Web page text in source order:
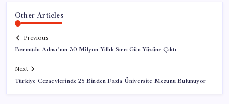
Other Articles
Previous
Bermuda Adası’nın 30 Milyon Yıllık Sırrı Gün Yüzüne Çıktı
Next
Türkiye Cezaevlerinde 25 Binden Fazla Üniversite Mezunu Bulunuyor